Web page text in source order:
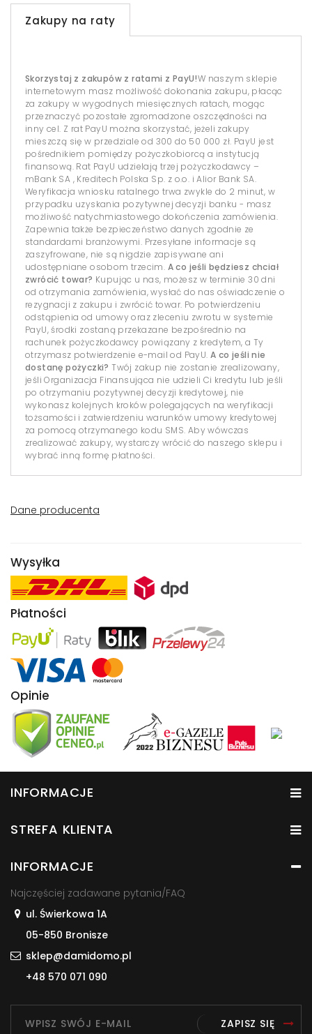
Zakupy na raty
Skorzystaj z zakupów z ratami z PayU!W naszym sklepie
internetowym masz możliwość dokonania zakupu, płacąc
za zakupy w wygodnych miesięcznych ratach, mogąc
przeznaczyć pozostałe zgromadzone oszczędności na
inny cel. Z rat PayU można skorzystać, jeżeli zakupy
mieszczą się w przedziale od 300 do 50 000 zł. PayU jest
pośrednikiem pomiędzy pożyczkobiorcą a instytucją
finansową. Rat PayU udzielają trzej pożyczkodawcy –
mBank SA , Kreditech Polska Sp. z o.o. i Alior Bank SA.
Weryfikacja wniosku ratalnego trwa zwykle do 2 minut, w
przypadku uzyskania pozytywnej decyzji banku - masz
możliwość natychmiastowego dokończenia zamówienia.
Zapewnia także bezpieczeństwo danych zgodnie ze
standardami branżowymi. Przesyłane informacje są
zaszyfrowane, nie są nigdzie zapisywane ani
udostępniane osobom trzecim. A co jeśli będziesz chciał
zwrócić towar? Kupując u nas, możesz w terminie 30 dni
od otrzymania zamówienia, wysłać do nas oświadczenie o
rezygnacji z zakupu i zwrócić towar. Po potwierdzeniu
odstąpienia od umowy oraz zleceniu zwrotu w systemie
PayU, środki zostaną przekazane bezpośrednio na
rachunek pożyczkodawcy powiązany z kredytem, a Ty
otrzymasz potwierdzenie e-mail od PayU. A co jeśli nie
dostanę pożyczki? Twój zakup nie zostanie zrealizowany,
jeśli Organizacja Finansująca nie udzieli Ci kredytu lub jeśli
po otrzymaniu pozytywnej decyzji kredytowej, nie
wykonasz kolejnych kroków polegających na weryfikacji
tożsamości i zatwierdzeniu warunków umowy kredytowej
za pomocą otrzymanego kodu SMS. Aby wówczas
zrealizować zakupy, wystarczy wrócić do naszego sklepu i
wybrać inną formę płatności.
Dane producenta
Wysyłka
Płatności
Opinie
INFORMACJE
STREFA KLIENTA
INFORMACJE
Najczęściej zadawane pytania/FAQ
ul. Świerkowa 1A
05-850 Bronisze
sklep@damidomo.pl
+48 570 071 090
ZAPISZ SIĘ